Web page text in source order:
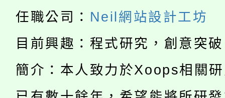
程
「本色祭」8/29、30在
場熱烈登場!
8/21下午1時於龍潭區
徵才活動。
YOUNG桃局內行報名
局官網。
8月14至27日，桃園電
任職公司： Neil網站設計工坊
目前興趣：程式研究，創意突
簡介：本人致力於Xoops相關